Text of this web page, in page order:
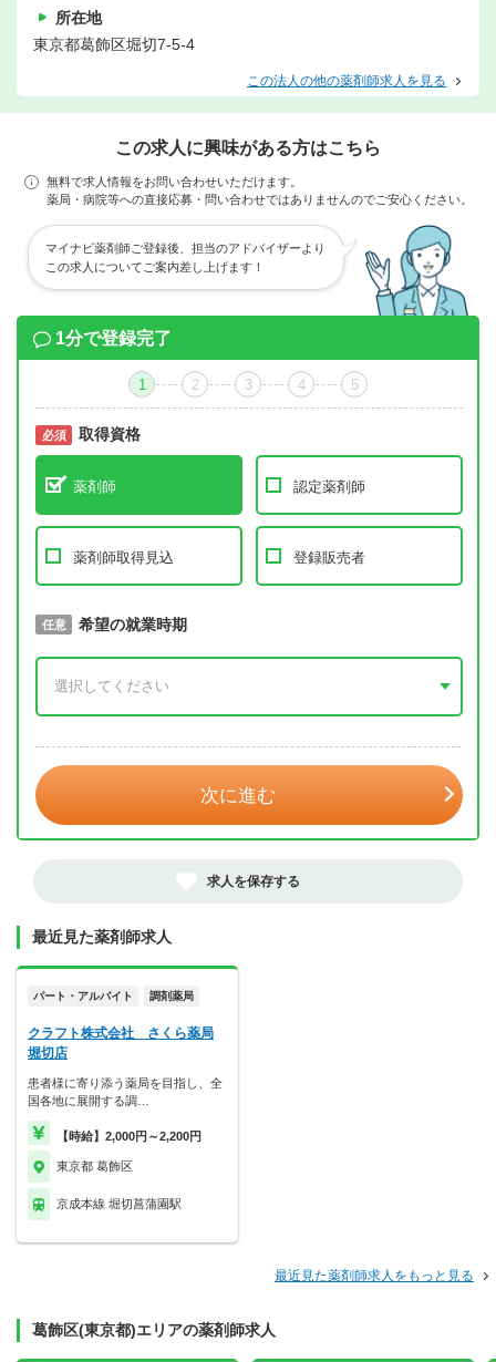
所在地
東京都葛飾区堀切7-5-4
この法人の他の薬剤師求人を見る
この求人に興味がある方はこちら
無料で求人情報をお問い合わせいただけます。
薬局・病院等への直接応募・問い合わせではありませんのでご安心ください。
マイナビ薬剤師ご登録後、担当のアドバイザーより
この求人についてご案内差し上げます！
1分で登録完了
1 2 3 4 5
必須 取得資格
薬剤師 認定薬剤師
薬剤師取得見込 登録販売者
必須 取得予定年
任意 希望の就業時期
次に進む
求人を保存する
最近見た薬剤師求人
パート・アルバイト 調剤薬局
クラフト株式会社 さくら薬局
堀切店
患者様に寄り添う薬局を目指し、全
国各地に展開する調…
【時給】2,000円～2,200円
東京都 葛飾区
京成本線 堀切菖蒲園駅
最近見た薬剤師求人をもっと見る
葛飾区(東京都)エリアの薬剤師求人